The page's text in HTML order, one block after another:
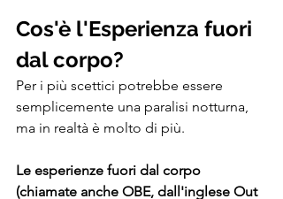
Cos'è l'Esperienza fuori
dal corpo?
Per i più scettici potrebbe essere
semplicemente una paralisi notturna,
ma in realtà è molto di più.
Le esperienze fuori dal corpo
(chiamate anche OBE, dall'inglese Out